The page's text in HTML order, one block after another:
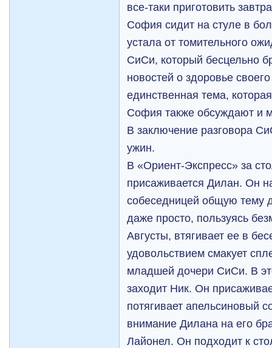
все-таки приготовить
София сидит на стуле в
устала от томительного
СиСи, который бесцельно
новостей о здоровье
единственная тема,
София также обсуждают и
В заключение разговора
ужин.
В «Ориент-Экспресс» за
присаживается Дилан. Он
собеседницей общую тему
даже просто, пользуясь
Августы, втягивает ее в
удовольствием смакует
младшей дочери СиСи. В
заходит Ник. Он
потягивает апельсиновый
внимание Дилана на его
Лайонел. Он подходит к